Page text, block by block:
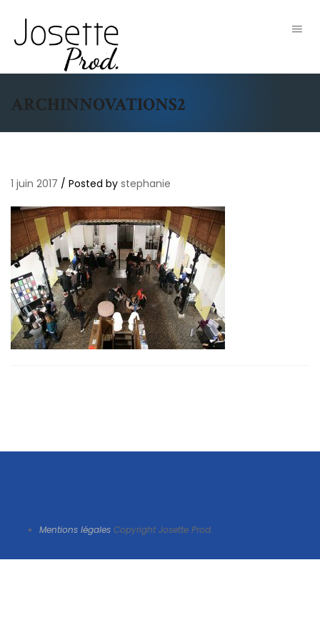
ARCHINNOVATIONS2
1 juin 2017 / Posted by stephanie
Mentions légales Copyright Josette Prod.